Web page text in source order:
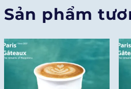
Sản phẩm